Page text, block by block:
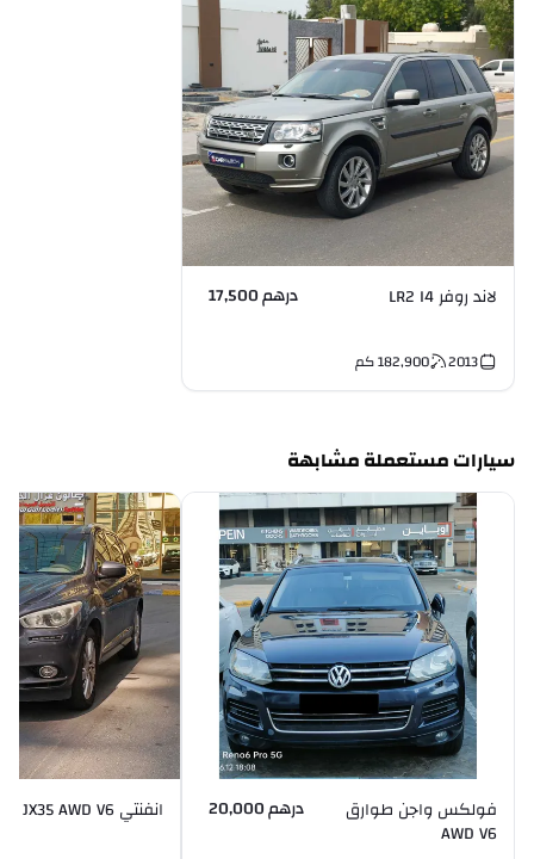
لاند روفر LR2 I4 درهم 17,500
2013
182,900 كم
سيارات مستعملة مشابهة
فولكس واجن طوارق
AWD V6
درهم 20,000 انفنتي JX35 AWD V6